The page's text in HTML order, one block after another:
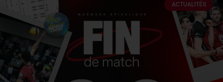
ACTUALITÉS